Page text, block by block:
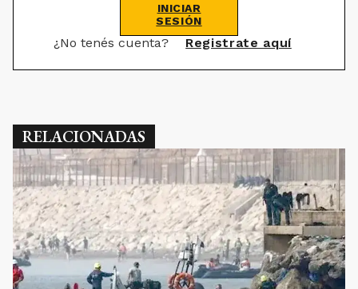
INICIAR
SESIÓN
¿No tenés cuenta? Registrate aquí
RELACIONADAS